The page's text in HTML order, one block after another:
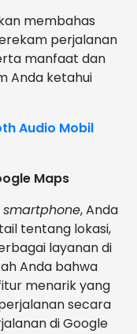
membahas
perjalanan
manfaat dan
Anda ketahui
Audio Mobil
Maps
smartphone, Anda
tentang lokasi,
layanan di
Anda bahwa
menarik yang
secara
di Google